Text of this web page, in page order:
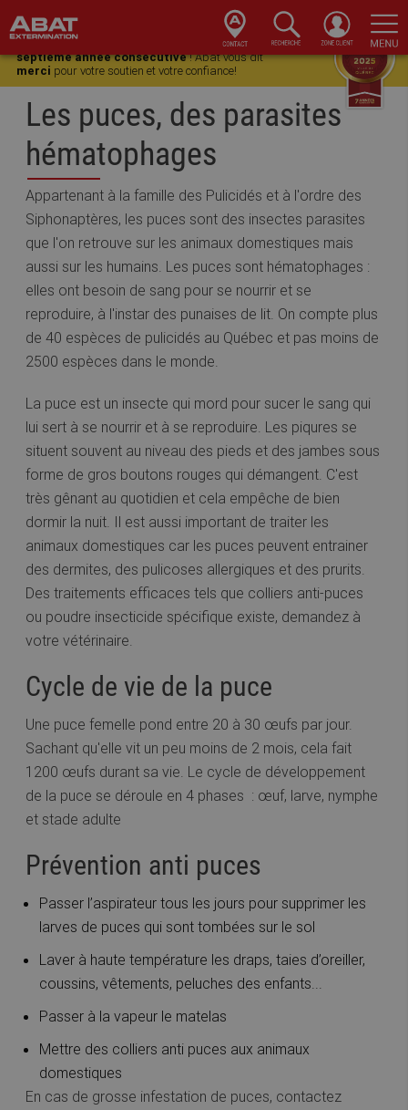
Skip
primary
navigation
Skip
main
content
Skip
primary
sidebar
Skip
footer
Gagnant du
Choix du Consommateur pour une
septième année consécutive! Abat vous dit
merci pour votre soutien et votre confiance!
Les puces, des parasites
hématophages
Appartenant à la famille des Pulicidés et à l'ordre des
Siphonaptères, les puces sont des insectes parasites
que l'on retrouve sur les animaux domestiques mais
aussi sur les humains. Les puces sont hématophages :
elles ont besoin de sang pour se nourrir et se
reproduire, à l'instar des punaises de lit. On compte plus
de 40 espèces de pulicidés au Québec et pas moins de
2500 espèces dans le monde.
La puce est un insecte qui mord pour sucer le sang qui
lui sert à se nourrir et à se reproduire. Les piqures se
situent souvent au niveau des pieds et des jambes sous
forme de gros boutons rouges qui démangent. C'est
très gênant au quotidien et cela empêche de bien
dormir la nuit. Il est aussi important de traiter les
animaux domestiques car les puces peuvent entrainer
des dermites, des pulicoses allergiques et des prurits.
Des traitements efficaces tels que colliers anti-puces
ou poudre insecticide spécifique existe, demandez à
votre vétérinaire.
Cycle de vie de la puce
Une puce femelle pond entre 20 à 30 œufs par jour.
Sachant qu'elle vit un peu moins de 2 mois, cela fait
1200 œufs durant sa vie. Le cycle de développement
de la puce se déroule en 4 phases : œuf, larve, nymphe
et stade adulte
Prévention anti puces
Passer l’aspirateur tous les jours pour supprimer les
larves de puces qui sont tombées sur le sol
Laver à haute température les draps, taies d’oreiller,
coussins, vêtements, peluches des enfants...
Passer à la vapeur le matelas
Mettre des colliers anti puces aux animaux
domestiques
En cas de grosse infestation de puces, contactez